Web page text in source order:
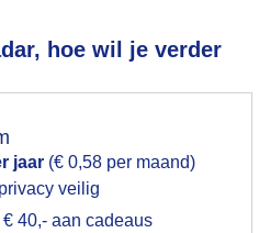
hoe wil je verder
jaar (€ 0,58 per maand)
veilig
40,- aan cadeaus
bewolktelucht
gebruiken voor het
akkoord op hebt gegeven,